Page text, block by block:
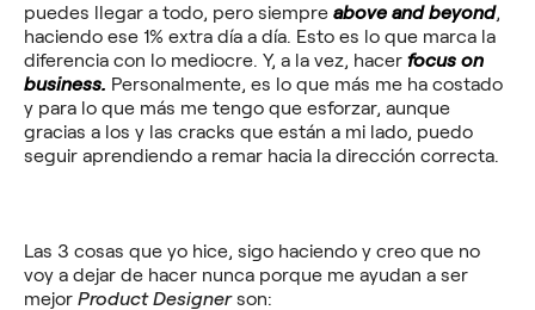
puedes llegar a todo, pero siempre above and beyond,
haciendo ese 1% extra día a día. Esto es lo que marca la
diferencia con lo mediocre. Y, a la vez, hacer focus on
business. Personalmente, es lo que más me ha costado
y para lo que más me tengo que esforzar, aunque
gracias a los y las cracks que están a mi lado, puedo
seguir aprendiendo a remar hacia la dirección correcta.
Las 3 cosas que yo hice, sigo haciendo y creo que no
voy a dejar de hacer nunca porque me ayudan a ser
mejor Product Designerson: